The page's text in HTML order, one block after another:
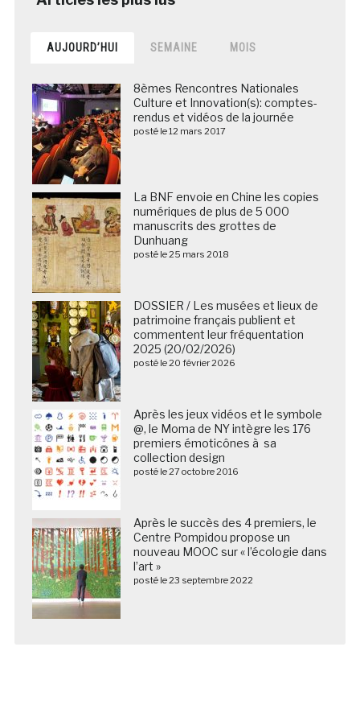
AUJOURD’HUI SEMAINE MOIS
8èmes Rencontres Nationales
Culture et Innovation(s): comptes-
rendus et vidéos de la journée
posté le 12 mars 2017
La BNF envoie en Chine les copies
numériques de plus de 5 000
manuscrits des grottes de
Dunhuang
posté le 25 mars 2018
DOSSIER / Les musées et lieux de
patrimoine français publient et
commentent leur fréquentation
2025 (20/02/2026)
posté le 20 février 2026
Après les jeux vidéos et le symbole
@, le Moma de NY intègre les 176
premiers émoticônes à sa
collection design
posté le 27 octobre 2016
Après le succès des 4 premiers, le
Centre Pompidou propose un
nouveau MOOC sur « l’écologie dans
l’art »
posté le 23 septembre 2022